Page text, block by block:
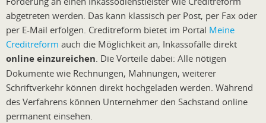
abgetreten werden. Das kann klassisch per Post, per Fax oder
per E-Mail erfolgen. Creditreform bietet im Portal Meine
Creditreform auch die Möglichkeit an, Inkassofälle direkt
online einzureichen. Die Vorteile dabei: Alle nötigen
Dokumente wie Rechnungen, Mahnungen, weiterer
Schriftverkehr können direkt hochgeladen werden. Während
des Verfahrens können Unternehmer den Sachstand online
permanent einsehen.